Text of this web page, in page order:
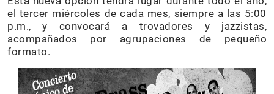
el tercer miércoles de cada mes, siempre a las 5:00
p.m., y convocará a trovadores y jazzistas,
acompañados por agrupaciones de pequeño
formato.